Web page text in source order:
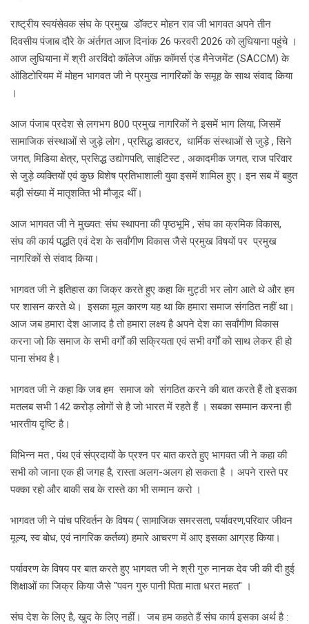
राष्ट्रीय स्वयंसेवक संघ के प्रमुख डॉक्टर मोहन राव जी भागवत अपने तीन
दिवसीय पंजाब दौरे के अंर्तगत आज दिनांक 26 फरवरी 2026 को लुधियाना पहुंचे ।
आज लुधियाना में श्री अरविंदो कॉलेज ऑफ़ कॉमर्स एंड मैनेजमेंट (SACCM) के
ऑडिटोरियम में मोहन भागवत जी ने प्रमुख नागरिकों के समूह के साथ संवाद किया
।
आज पंजाब प्रदेश से लगभग 800 प्रमुख नागरिकों ने इसमें भाग लिया, जिसमें
सामाजिक संस्थाओं से जुड़े लोग , प्रसिद्ध डाक्टर, धार्मिक संस्थाओं से जुड़े , सिने
जगत, मिडिया क्षेत्र, प्रसिद्ध उद्योगपति, साइंटिस्ट , अकादमीक जगत, राज परिवार
से जुड़े व्यक्तियों एवं कुछ विशेष प्रतिभाशाली युवा इसमें शामिल हुए। इन सब में बहुत
बड़ी संख्या में मातृशक्ति भी मौजूद थीं।
आज भागवत जी ने मुख्यत: संघ स्थापना की पृष्ठभूमि , संघ का क्रमिक विकास,
संघ की कार्य पद्धति एवं देश के सर्वांगीण विकास जैसे प्रमुख विषयों पर प्रमुख
नागरिकों से संवाद किया।
भागवत जी ने इतिहास का जिक्र करते हुए कहा कि मुट्ठी भर लोग आते थे और हम
पर शासन करते थे। इसका मूल कारण यह था कि हमारा समाज संगठित नहीं था।
आज जब हमारा देश आजाद है तो हमारा लक्ष्य है अपने देश का सर्वांगीण विकास
करना जो कि समाज के सभी वर्गों की सक्रियता एवं सभी वर्गों को साथ लेकर ही हो
पाना संभव है।
भागवत जी ने कहा कि जब हम समाज को संगठित करने की बात करते हैं तो इसका
मतलब सभी 142 करोड़ लोगों से है जो भारत में रहते हैं । सबका सम्मान करना ही
भारतीय दृष्टि है।
विभिन्न मत , पंथ एवं संप्रदायों के प्रश्न पर बात करते हुए भागवत जी ने कहा की
सभी को जाना एक ही जगह है, रास्ता अलग-अलग हो सकता है । अपने रास्ते पर
पक्का रहो और बाकी सब के रास्ते का भी सम्मान करो ।
भागवत जी ने पांच परिवर्तन के विषय ( सामाजिक समरसता, पर्यावरण,परिवार जीवन
मूल्य, स्व बोध, एवं नागरिक कर्तव्य) हमारे आचरण में आए इसका आग्रह किया।
पर्यावरण के विषय पर बात करते हुए भागवत जी ने श्री गुरु नानक देव जी की दी हुई
शिक्षाओं का जिक्र किया जैसे "पवन गुरु पानी पिता माता धरत महत" ।
संघ देश के लिए है, खुद के लिए नहीं। जब हम कहते हैं संघ कार्य इसका अर्थ है :